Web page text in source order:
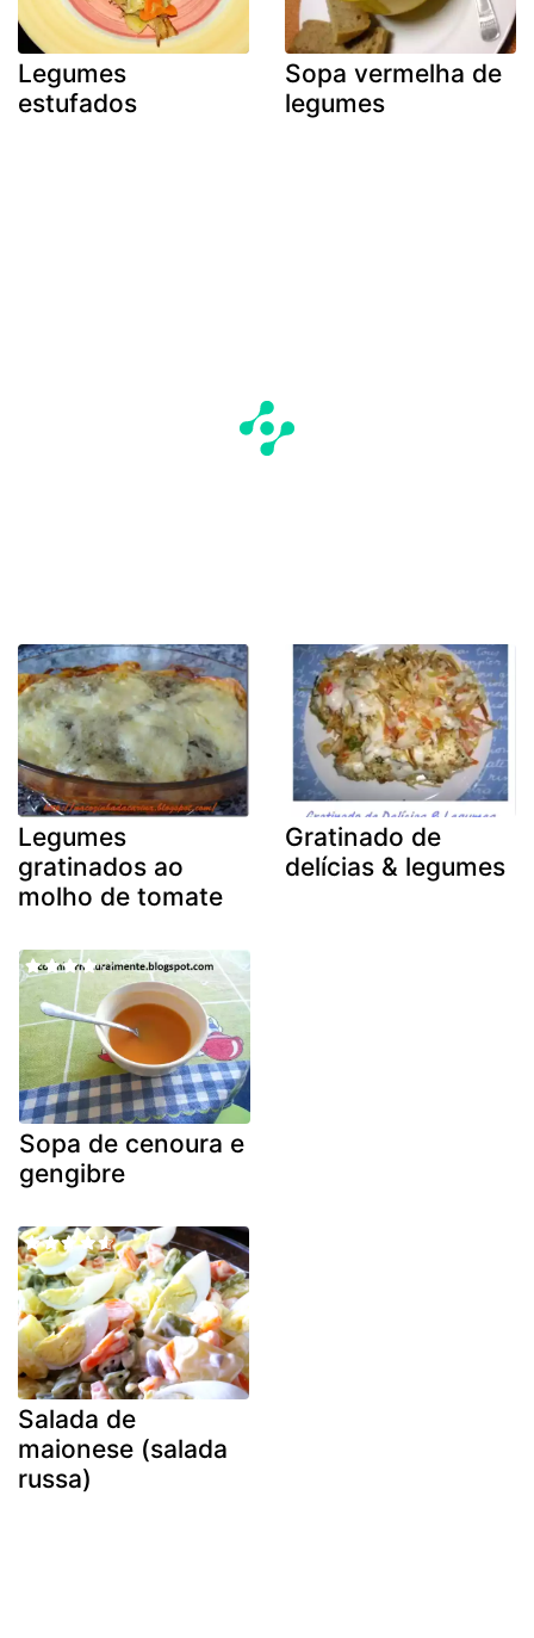
Legumes
estufados
Sopa vermelha de
legumes
Legumes
gratinados ao
molho de tomate
Gratinado de
delícias & legumes
Sopa de cenoura e
gengibre
Salada de
maionese (salada
russa)